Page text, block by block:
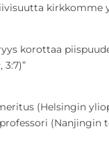
kirkkomme
korottaa
, 3:7)”
(Helsingin
(Nanjingin